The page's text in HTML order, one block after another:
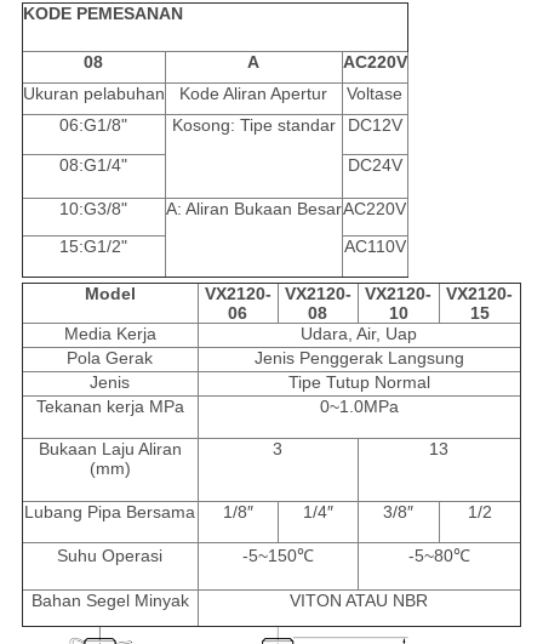
KODE PEMESANAN
08 A
AC220V
Ukuran pelabuhan
Kode Aliran Apertur
Voltase
06:G1/8"
Kosong: Tipe standar DC12V
08:G1/4" DC24V
10:G3/8" A: Aliran Bukaan BesarAC220V
15:G1/2"
AC110V
Model
VX2120-
06
VX2120-
08
VX2120-
10
VX2120-
15
Media Kerja
Udara, Air, Uap
Pola Gerak
Jenis Penggerak Langsung
Jenis
Tipe Tutup Normal
Tekanan kerja MPa
0~1.0MPa
Bukaan Laju Aliran
(mm)
3 13
Lubang Pipa Bersama 1/8″ 1/4″ 3/8″ 1/2
Suhu Operasi -5~150℃ -5~80℃
Bahan Segel Minyak VITON ATAU NBR